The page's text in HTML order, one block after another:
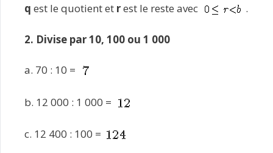
q est le quotient et rest le reste avec .
2. Divise par 10, 100 ou 1 000
a. 70 : 10 =
b. 12 000 : 1 000 =
c. 12 400 : 100 =